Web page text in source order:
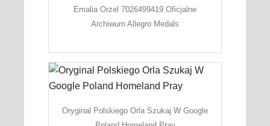
Emalia Orzel 7026499419 Oficjalne
Archiwum Allegro Medals
Oryginal Polskiego Orla Szukaj W Google